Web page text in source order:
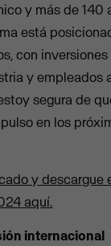
y más de 140
está
con
y empleados
segura de
en los
y descargue
aquí.
internacional